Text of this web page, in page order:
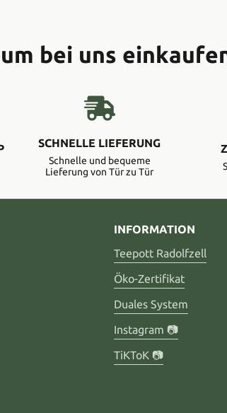
bei uns
SCHNELLE LIEFERUNG
Schnelle und bequeme
Lieferung von Tür zu Tür
INFORMATION
Teepott Radolfzell
Öko-Zertifikat
Duales System
Instagram 📷
TiKToK 📷